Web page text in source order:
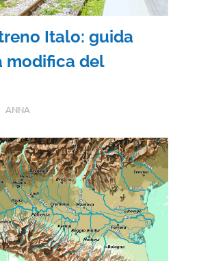
Italo: guida
modifica del
ANNA